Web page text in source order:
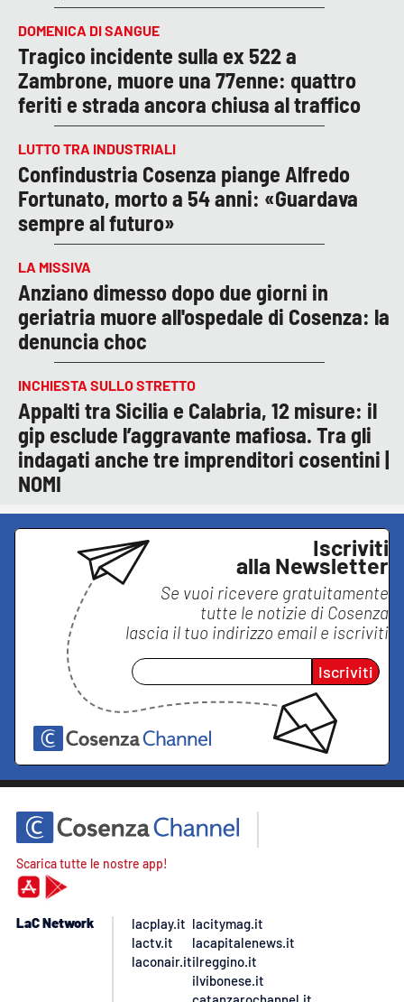
DOMENICA DI SANGUE
Tragico incidente sulla ex 522 a
Zambrone, muore una 77enne: quattro
feriti e strada ancora chiusa al traffico
LUTTO TRA INDUSTRIALI
Confindustria Cosenza piange Alfredo
Fortunato, morto a 54 anni: «Guardava
sempre al futuro»
LA MISSIVA
Anziano dimesso dopo due giorni in
geriatria muore all'ospedale di Cosenza: la
denuncia choc
INCHIESTA SULLO STRETTO
Appalti tra Sicilia e Calabria, 12 misure: il
gip esclude l’aggravante mafiosa. Tra gli
indagati anche tre imprenditori cosentini |
NOMI
Iscriviti
alla Newsletter
Se vuoi ricevere gratuitamente
tutte le notizie di Cosenza
lascia il tuo indirizzo email e iscriviti
Iscriviti
Scarica tutte le nostre app!
LaC Network
lacplay.it
lactv.it
laconair.it
lacitymag.it
lacapitalenews.it
ilreggino.it
ilvibonese.it